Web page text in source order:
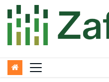
to
content